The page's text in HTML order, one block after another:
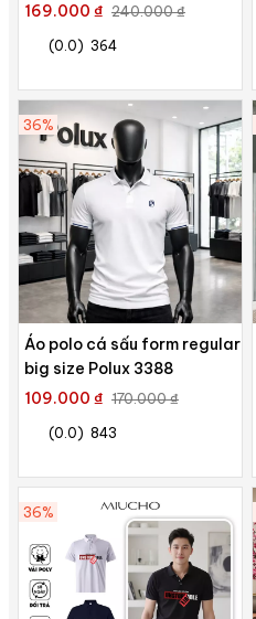
2541 Miucho Club vải cotton
169.000 ₫ 240.000 ₫
(0.0) 364
36%
Áo polo cá sấu form regular
big size Polux 3388
109.000 ₫ 170.000 ₫
(0.0) 843
36%